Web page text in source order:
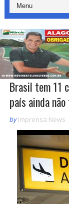
Brasil tem 11
país ainda
by Imprensa News